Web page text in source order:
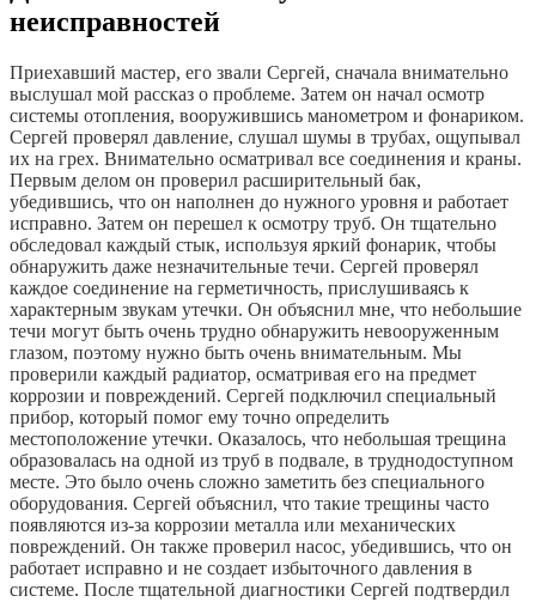
неисправностей
Приехавший мастер, его звали Сергей, сначала внимательно
выслушал мой рассказ о проблеме. Затем он начал осмотр
системы отопления, вооружившись манометром и фонариком.
Сергей проверял давление, слушал шумы в трубах, ощупывал
их на грех. Внимательно осматривал все соединения и краны.
Первым делом он проверил расширительный бак,
убедившись, что он наполнен до нужного уровня и работает
исправно. Затем он перешел к осмотру труб. Он тщательно
обследовал каждый стык, используя яркий фонарик, чтобы
обнаружить даже незначительные течи. Сергей проверял
каждое соединение на герметичность, прислушиваясь к
характерным звукам утечки. Он объяснил мне, что небольшие
течи могут быть очень трудно обнаружить невооруженным
глазом, поэтому нужно быть очень внимательным. Мы
проверили каждый радиатор, осматривая его на предмет
коррозии и повреждений. Сергей подключил специальный
прибор, который помог ему точно определить
местоположение утечки. Оказалось, что небольшая трещина
образовалась на одной из труб в подвале, в труднодоступном
месте. Это было очень сложно заметить без специального
оборудования. Сергей объяснил, что такие трещины часто
появляются из-за коррозии металла или механических
повреждений. Он также проверил насос, убедившись, что он
работает исправно и не создает избыточного давления в
системе. После тщательной диагностики Сергей подтвердил